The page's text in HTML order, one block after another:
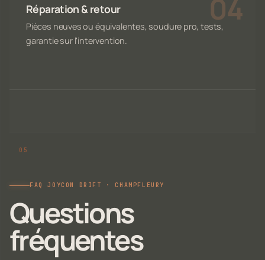
Réparation & retour
Pièces neuves ou équivalentes, soudure pro, tests,
garantie sur l'intervention.
FAQ JOYCON DRIFT · CHAMPFLEURY
Questions
fréquentes